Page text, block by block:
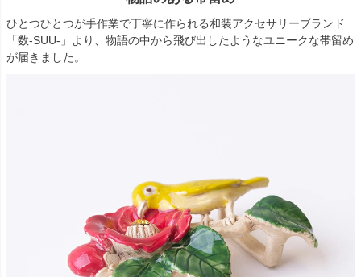
ひとつひとつが手作業で丁寧に作られる和装アクセサリーブランド
「数-SUU-」より、物語の中から飛び出したようなユニークな帯留め
が届きました。